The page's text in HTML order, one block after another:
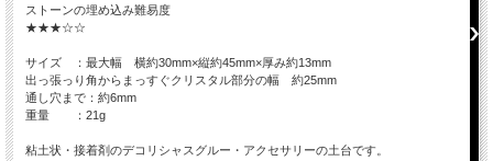
ストーンの埋め込み難易度
★★★☆☆
サイズ ：最大幅 横約30mm×縦約45mm×厚み約13mm
出っ張っり角からまっすぐクリスタル部分の幅 約25mm
通し穴まで：約6mm
重量 ：21g
粘土状・接着剤のデコリシャスグルー・アクセサリーの土台です。